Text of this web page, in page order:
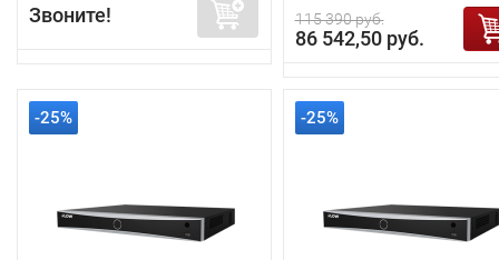
Звоните! 115 390 руб.
86 542,50 руб.
-25% -25%